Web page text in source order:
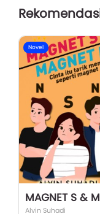
Novel
Alvin Suhadi